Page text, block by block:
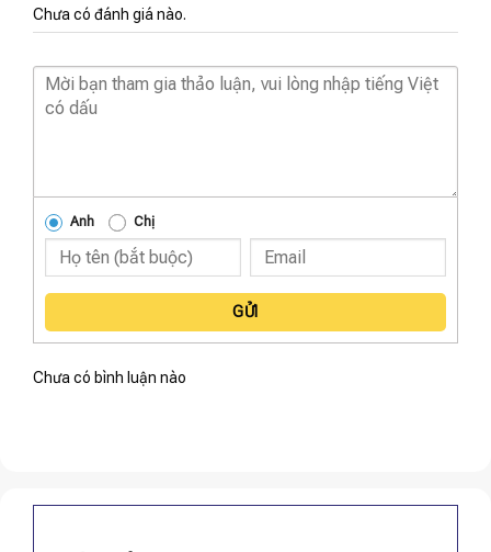
Chưa có đánh giá nào.
Anh Chị
GỬI
Chưa có bình luận nào